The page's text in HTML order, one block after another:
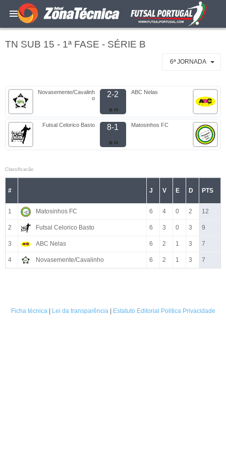
TN SUB 15 - 1ª FASE - SÉRIE B
6ª JORNADA
Novasemente/Cavalinh
o
2-2 ABC Nelas
Futsal Celorico Basto 8-1 Matosinhos FC
Classificacão
# J V E D PTS
1 Matosinhos FC 6 4 0 2 12
2 Futsal Celorico Basto 6 3 0 3 9
3 ABC Nelas 6 2 1 3 7
4 Novasemente/Cavalinho 6 2 1 3 7
Ficha técnica| Lei da transparência| Estatuto Editorial Politica Privacidade